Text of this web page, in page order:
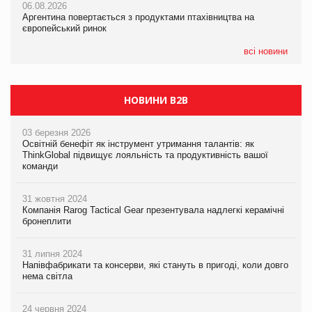
06.08.2026
Аргентина повертається з продуктами птахівництва на
європейський ринок
всі новини
Смачне поповнення дитячого меню: у VARUS з’явилися
новинки від ТМ ТОКЕРИ
06.08.2026
Аргентина повертається з продуктами птахівництва на
європейський ринок
НОВИНИ B2B
03 березня 2026
Освітній бенефіт як інструмент утримання талантів: як
ThinkGlobal підвищує лояльність та продуктивність вашої
команди
31 жовтня 2024
Компанія Rarog Tactical Gear презентувала надлегкі керамічні
бронеплити
31 липня 2024
Напівфабрикати та консерви, які стануть в пригоді, коли довго
нема світла
24 червня 2024